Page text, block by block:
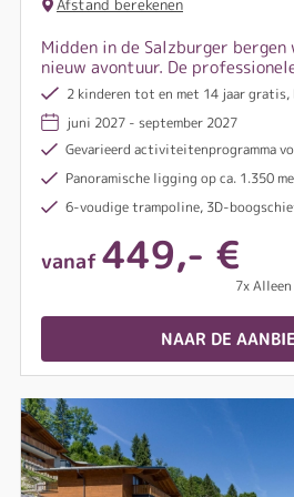
Midden in de Salzburger bergen
nieuw avontuur. De
jeugdbegeleiding zorgt met
programma voor onvergetelijke
veel blije gezichten.
2 kinderen tot en met 14 jaar gratis,
juni 2027 - september 2027
Gevarieerd activiteitenprogramma
Panoramische ligging op ca. 1.350
6-voudige trampoline, 3D-boogschietparcours,
vanaf 449,- €
7x
NAAR DE